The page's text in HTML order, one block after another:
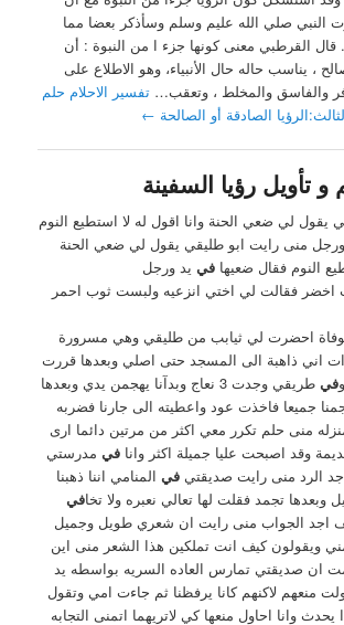
النبي صلي الله عليم وسلم وسأذكر بعضا مما
‏قال القرطبي معنى كونها جزء ا من النبوة : أن
، يناسب حاله حال الأنبياء، وهو الاطلاع على
والفاسق والمخلط ، وتعقب…تفسير الاحلام حلم
الصادقة أو الصالحة ←
و تأويل رؤيا السفينة
يقول لي ضعي الحنة وانا اقول له لا استطيع النوم
منى رايت ابو طليقي يقول لي ضعي الحنة
النوم فقال ضعيهافي يد ورجل
اخضر فقالت لي اختي انزعيه ولبست ثوب احمر
احضرت لي ثيابب من طليقي وهي مسرورة
اني ذاهبة الى المسجد حتى اصلي وبعدها قررت
في
طريقي وجدت 3 نعاج وبدآنا يهجمن يدي وبعدها
جميعا فاخذت عود واعطيته الى جارنا فضربه
منى حلم تكرر معي اكثر من مرتين دائما ارى
وقد اصبحت عليا جميلة اكثر وانافي مدرستي
الرد منى رايت صديقتيفي المنامي اننا ذهبنا
وبعدها تجمد فقلت لها تعالي نعبره ولا تخافي
اجد الجواب منى رايت ان شعري طويل وجميل
ويقولون كيف انت تملكين هذا الشعر منى اين
ان صديقتي تمارس العاده السريه بواسطه يد
منعهم لاكنهم كانا يرفظنا ثم جاءت امي وتقول
وانا احاول منعها كي لاتريهما اتمنى التجابه